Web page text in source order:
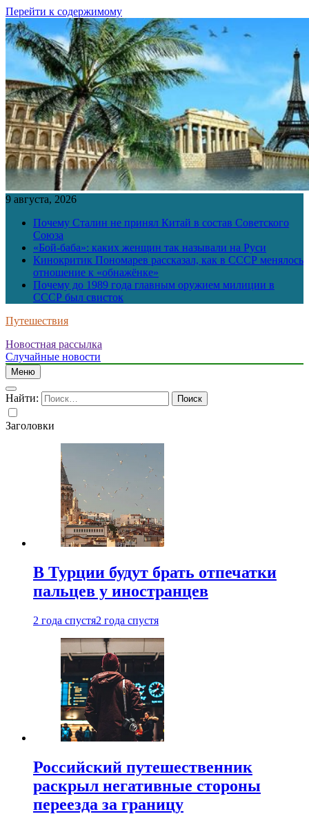
Перейти к содержимому
9 августа, 2026
Почему Сталин не принял Китай в состав Советского
Союза
«Бой-баба»: каких женщин так называли на Руси
Кинокритик Пономарев рассказал, как в СССР менялось
отношение к «обнажёнке»
Почему до 1989 года главным оружием милиции в
СССР был свисток
Путешествия
Новостная рассылка
Случайные новости
Меню
Найти:
Заголовки
В Турции будут брать отпечатки
пальцев у иностранцев
2 года спустя2 года спустя
Российский путешественник
раскрыл негативные стороны
переезда за границу